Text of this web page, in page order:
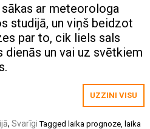
ar meteorologa
studijā, un viņš beidzot
par to, cik liels sals
dienās un vai uz svētkiem
UZZINI VISU
,Svarīgi Taggedlaika prognoze ,laika